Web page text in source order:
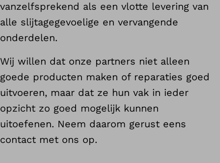
vanzelfsprekend als een vlotte levering van
alle slijtagegevoelige en vervangende
onderdelen.
Wij willen dat onze partners niet alleen
goede producten maken of reparaties goed
uitvoeren, maar dat ze hun vak in ieder
opzicht zo goed mogelijk kunnen
uitoefenen. Neem daarom gerust eens
contact met ons op.